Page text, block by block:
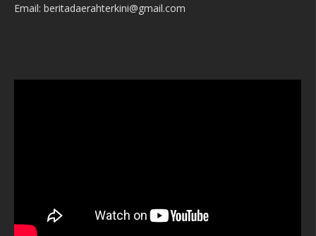
Email: beritadaerahterkini@gmail.com